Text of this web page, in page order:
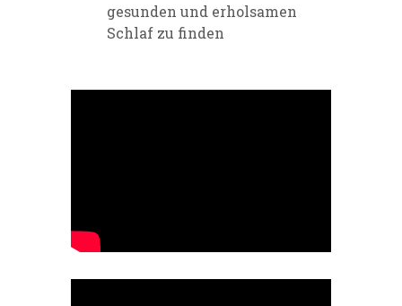
gesunden und erholsamen
Schlaf zu finden